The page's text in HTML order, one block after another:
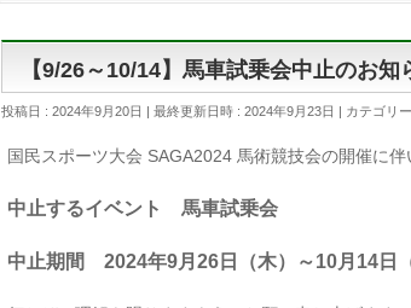
【9/26～10/14】馬車試乗会中止のお知
投稿日 : 2024年9月20日 最終更新日時 : 2024年9月23日 カテゴリ
国民スポーツ大会 SAGA2024 馬術競技会の開催に
中止するイベント 馬車試乗会
中止期間 2024年9月26日（木）～10月14日（